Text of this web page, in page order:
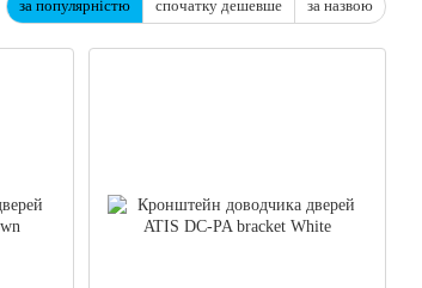
за популярністю спочатку дешевше за назвою